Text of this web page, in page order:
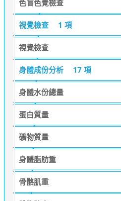
色盲色覺檢查
視覺檢查 1 項
視覺檢查
身體成份分析 17 項
身體水份總量
蛋白質量
礦物質量
身體脂肪重
骨骼肌重